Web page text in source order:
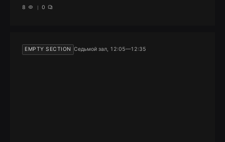
8 0
EMPTY SECTION Седьмой зал, 12:05—12:35